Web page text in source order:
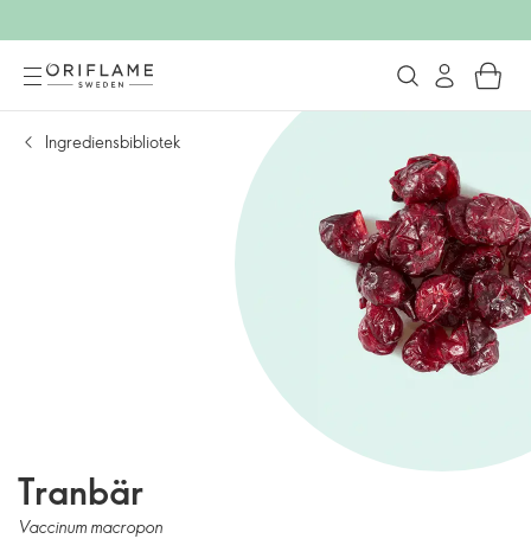
Ingrediensbibliotek
Tranbär
Vaccinum macropon